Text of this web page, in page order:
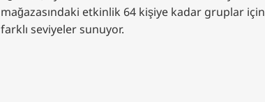
mağazasındaki etkinlik 64 kişiye kadar gruplar için
farklı seviyeler sunuyor.